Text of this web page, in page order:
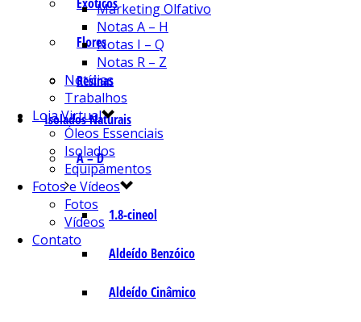
Flores
Resinas
Isolados Naturais
A – D
1.8-cineol
Aldeído Benzóico
Aldeído Cinâmico
Marketing Olfativo
Notas A – H
Notas I – Q
Notas R – Z
Notícias
Trabalhos
Loja Virtual
Óleos Essenciais
Isolados
Equipamentos
Fotos e Vídeos
Fotos
Vídeos
Contato